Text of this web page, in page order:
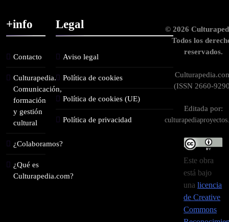
+info
Contacto
Culturapedia.
Comunicación,
formación
y gestión
cultural
¿Colaboramos?
¿Qué es
Culturapedia.com?
Legal
Aviso legal
Política de cookies
Política de cookies (UE)
Política de privacidad
© 2026
Todos los
reservados.
(ISSN 2660-
Editada por:
Este obra
está bajo
unalicencia
de Creative
Commons